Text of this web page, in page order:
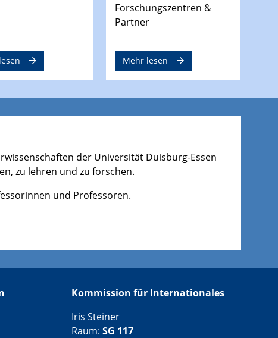
Forschungszentren &
Partner
Mehr lesen
der Universität Duisburg-Essen
zu lehren und zu forschen.
und Professoren.
Kommission für Internationales
Iris Steiner
Raum: SG 117